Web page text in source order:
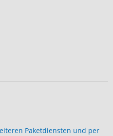
Paketdiensten und per